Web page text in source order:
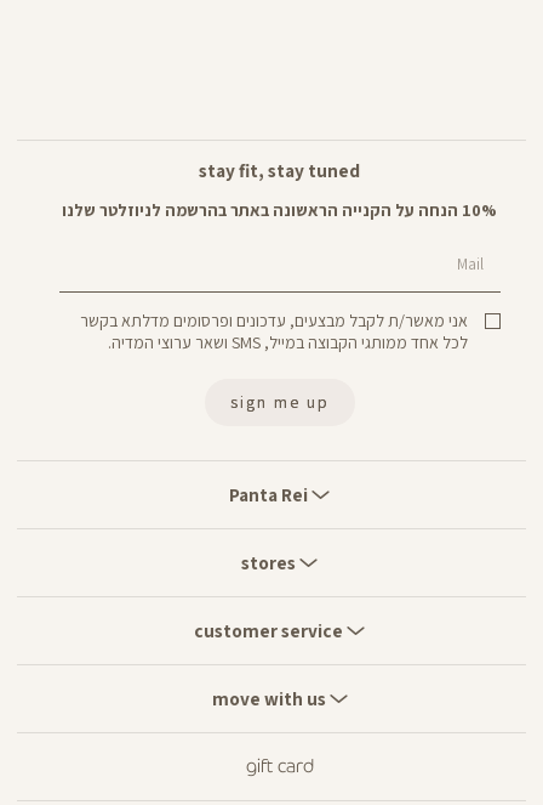
Rei
Panta Rei
stores
with
service
customer service
gift card
stay fit, stay tuned
10% הנחה על הקנייה הראשונה באתר בהרשמה לניוזלטר שלנו
Mail
אני מאשר/ת לקבל מבצעים, עדכונים ופרסומים מדלתא בקשר
לכל אחד ממותגי הקבוצה במייל, SMS ושאר ערוצי המדיה.
sign me up